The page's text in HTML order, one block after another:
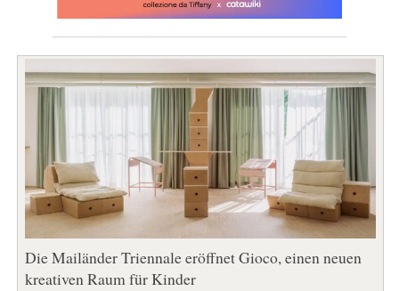
Die Mailänder Triennale eröffnet Gioco, einen neuen
kreativen Raum für Kinder